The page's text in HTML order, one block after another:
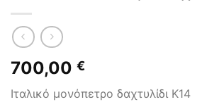
700,00 €
Ιταλικό μονόπετρο δαχτυλίδι Κ14